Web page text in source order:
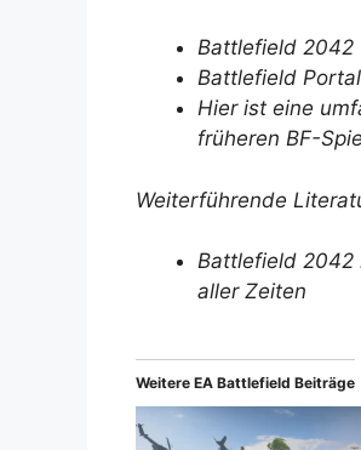
Battlefield 2042
Battlefield
Hier ist eine
früheren BF-
Weiterführende
Battlefield 2042
aller Zeiten
Weitere EA Battlefield Beiträge